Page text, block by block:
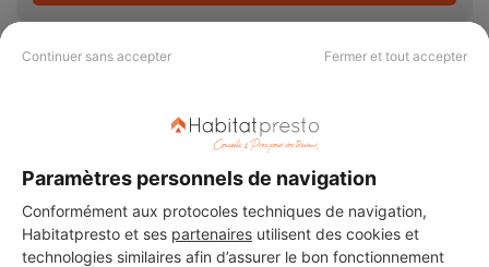
Continuer sans accepter Fermer et tout accepter
Paramètres personnels de navigation
Conformément aux protocoles techniques de navigation,
Habitatpresto et ses partenaires utilisent des cookies et
technologies similaires afin d’assurer le bon fonctionnement
Nevers
26 ans d'expérience
Voir sa fiche